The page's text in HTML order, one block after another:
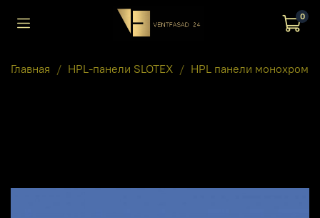
0
Главная HPL-панели SLOTEX HPL панели монохром